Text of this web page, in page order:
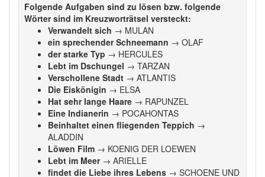
Folgende Aufgaben sind zu lösen bzw. folgende
Wörter sind im Kreuzworträtsel versteckt:
Verwandelt sich → MULAN
ein sprechender Schneemann → OLAF
der starke Typ → HERCULES
Lebt im Dschungel → TARZAN
Verschollene Stadt → ATLANTIS
Die Eiskönigin → ELSA
Hat sehr lange Haare → RAPUNZEL
Eine Indianerin → POCAHONTAS
Beinhaltet einen fliegenden Teppich →
ALADDIN
Löwen Film → KOENIG DER LOEWEN
Lebt im Meer → ARIELLE
findet die Liebe ihres Lebens → SCHOENE UND